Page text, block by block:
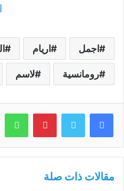
اجمل اريام
رومانسية لاسم
فيسبوك تويتر بينتيريست
مقالات ذات صلة